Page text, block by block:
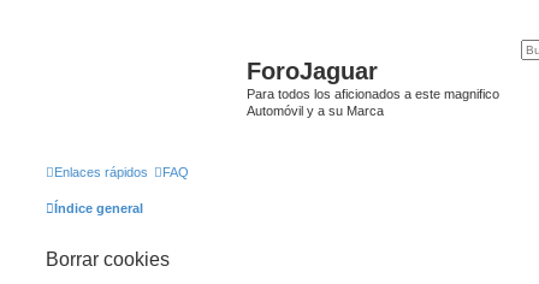
ForoJaguar
Para todos los aficionados a este magnifico
Automóvil y a su Marca
Enlaces rápidos FAQ
Índice general
Borrar cookies